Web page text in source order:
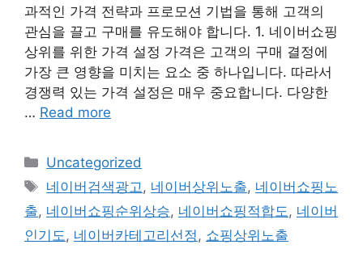
과적인 가격 전략과 프로모션 기법을 통해 고객의
관심을 끌고 구매를 유도해야 합니다. 1. 네이버쇼핑
상위를 위한 가격 설정 가격은 고객의 구매 결정에
가장 큰 영향을 미치는 요소 중 하나입니다. 따라서
경쟁력 있는 가격 설정은 매우 중요합니다. 다양한
… Read more
Categories
Uncategorized
Tags
네이버검색광고 , 네이버상위노출, 네이버쇼핑노
출, 네이버쇼핑순위상승, 네이버쇼핑적합도 , 네이버
인기도 , 네이버카테고리선정 , 쇼핑상위노출